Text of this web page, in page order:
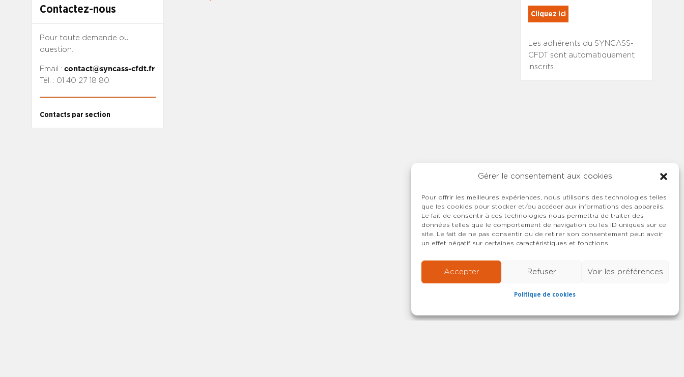
Gérer le consentement aux cookies
Pour offrir les meilleures expériences, nous utilisons des technologies telles
que les cookies pour stocker et/ou accéder aux informations des appareils.
Le fait de consentir à ces technologies nous permettra de traiter des
données telles que le comportement de navigation ou les ID uniques sur ce
site. Le fait de ne pas consentir ou de retirer son consentement peut avoir
un effet négatif sur certaines caractéristiques et fonctions.
Accepter Refuser Voir les préférences
Politique de cookies
Contactez-nous
Pour toute demande ou
question.
Email : contact@syncass-cfdt.fr
Tél. : 01 40 27 18 80
Contacts par section
Cliquez ici
Les adhérents du SYNCASS-
CFDT sont automatiquement
inscrits.